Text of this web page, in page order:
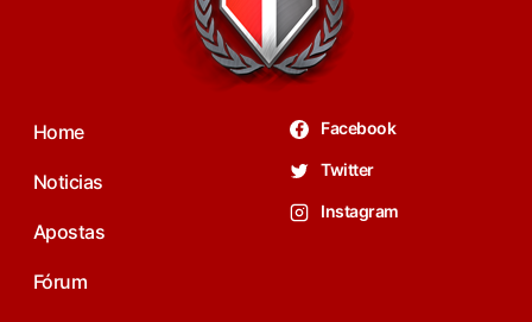
Home
Noticias
Apostas
Fórum
Facebook
Twitter
Instagram